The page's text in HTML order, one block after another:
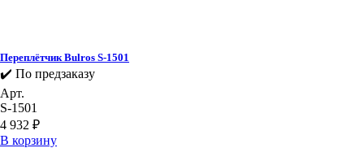
Переплётчик Bulros S-1501
✔️ По предзаказу
Арт.
S-1501
4 932 ₽
В корзину